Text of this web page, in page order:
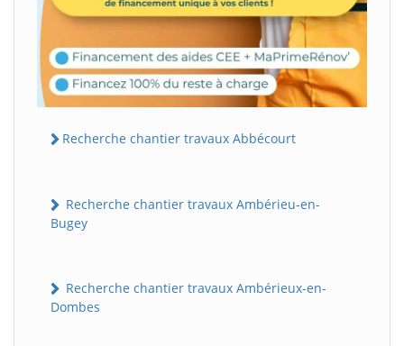
Recherche chantier travaux Abbécourt
Recherche chantier travaux Ambérieu-en-
Bugey
Recherche chantier travaux Ambérieux-en-
Dombes